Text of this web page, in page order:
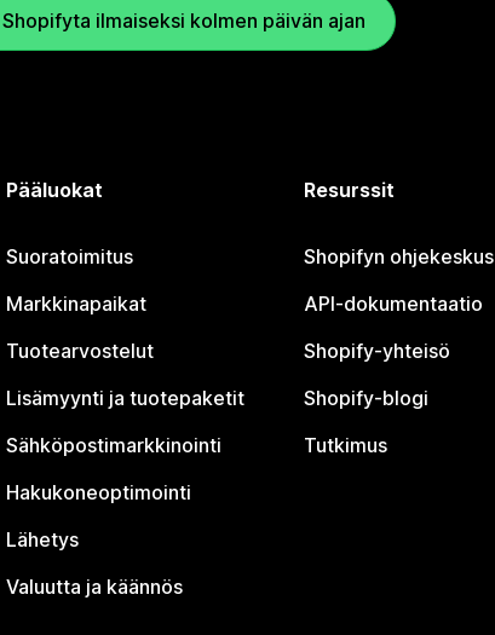
ilmaiseksi kolmen päivän ajan
Pääluokat
Suoratoimitus
Markkinapaikat
Tuotearvostelut
Lisämyynti ja tuotepaketit
Sähköpostimarkkinointi
Hakukoneoptimointi
Lähetys
Valuutta ja käännös
Resurssit
Shopifyn ohjekeskus
API-dokumentaatio
Shopify-yhteisö
Shopify-blogi
Tutkimus